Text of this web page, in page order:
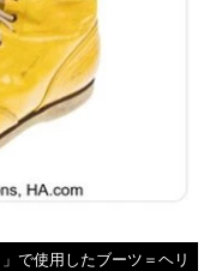
で使用したブーツ＝ヘリ